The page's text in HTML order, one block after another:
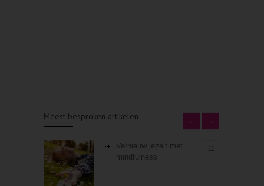
Meest besproken artikelen
Vernieuw jezelf met
mindfulness